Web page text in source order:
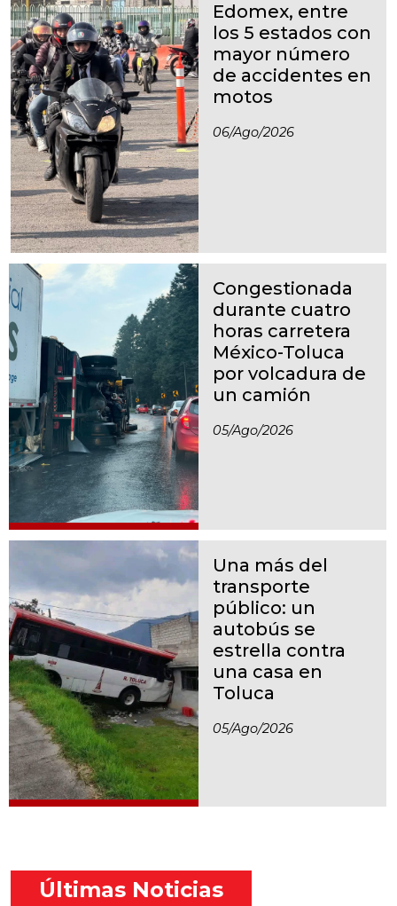
Edomex, entre
los 5 estados con
mayor número
de accidentes en
motos
06/ago/2026
Congestionada
durante cuatro
horas carretera
México-Toluca
por volcadura de
un camión
05/ago/2026
Una más del
transporte
público: un
autobús se
estrella contra
una casa en
Toluca
05/ago/2026
Últimas Noticias